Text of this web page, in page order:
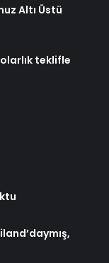
Altı Üstü
teklifle